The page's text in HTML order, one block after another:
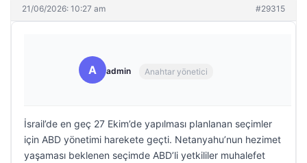
21/06/2026: 10:27 am #29315
A admin Anahtar yönetici
İsrail’de en geç 27 Ekim’de yapılması planlanan seçimler
için ABD yönetimi harekete geçti. Netanyahu’nun hezimet
yaşaması beklenen seçimde ABD’li yetkililer muhalefet